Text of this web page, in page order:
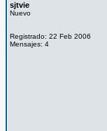
sjtvie
Nuevo
Registrado: 22 Feb 2006
Mensajes: 4